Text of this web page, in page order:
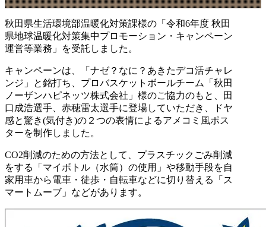
秋田県生活環境部温暖化対策課様の「令和6年度 秋田
県地球温暖化対策集中プロモーション・キャンペーン
運営等業務」を受託しました。
キャンペーンは、「ナゼ？なに？あきたデコ活チャレ
ンジ」と銘打ち、プロバスケットボールチーム「 秋田
ノーザンハピネッツ株式会社 」様のご協力のもと、田
口成浩選手、赤穂雷太選手に登場していただき、ドヤ
感と驚き(気付き)の２つの表情によるアメコミ風ポス
ターを制作しました。
CO2削減のための方法として、プラスチックごみ削減
をする「マイボトル（水筒）の使用」や移動手段を自
家用車から電車・徒歩・自転車などに切り替える「ス
マートムーブ」などがあります。